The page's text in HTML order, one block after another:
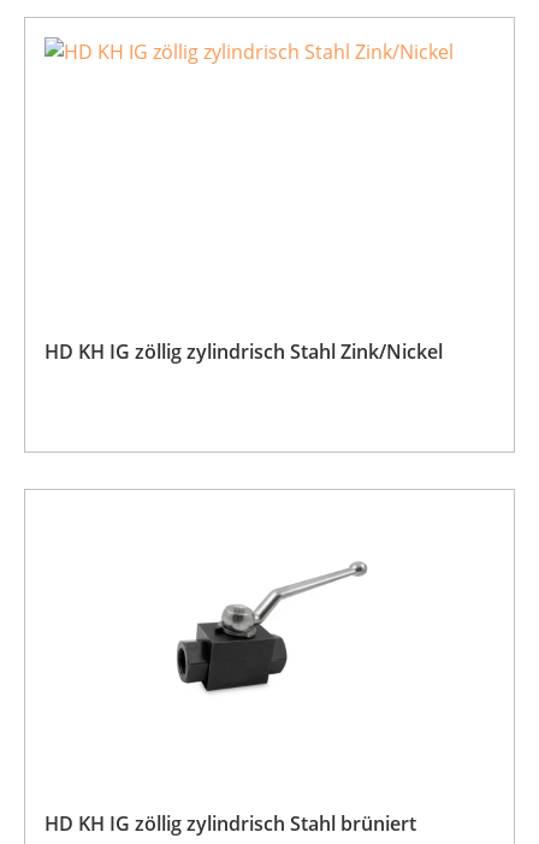
HD KH IG zöllig zylindrisch Stahl Zink/Nickel
HD KH IG zöllig zylindrisch Stahl brüniert